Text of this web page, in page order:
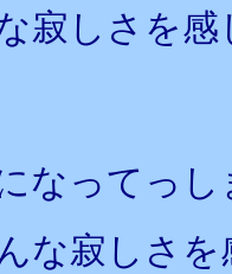
寂しさを感
なってっ
な寂しさ